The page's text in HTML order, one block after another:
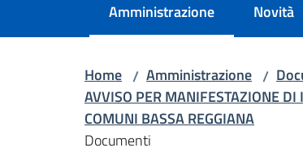
Amministrazione
Menu selezionato Novità
Home / Amministrazione /
AVVISO PER MANIFESTAZIONE
COMUNI BASSA REGGIANA
Documenti